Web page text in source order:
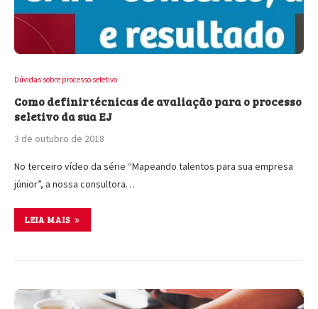
Dúvidas sobre processo seletivo
Como definir técnicas de avaliação para o processo
seletivo da sua EJ
3 de outubro de 2018
No terceiro vídeo da série “Mapeando talentos para sua empresa
júnior”, a nossa consultora…
LEIA MAIS